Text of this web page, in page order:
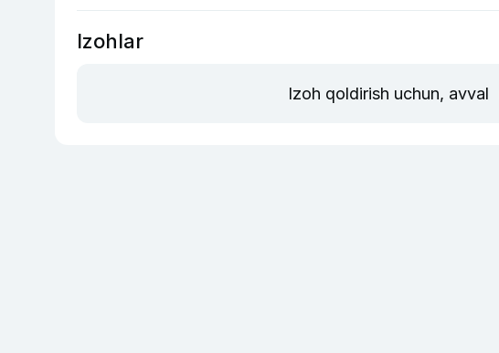
Izohlar
Izoh qoldirish uchun, avval